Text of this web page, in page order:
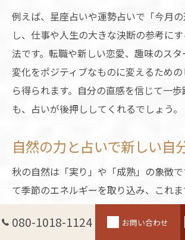
例えば、星座占いや運勢占いで「今月
し、仕事や人生の大きな決断の参考に
法です。転職や新しい恋愛、趣味のス
変化をポジティブなものに変えるため
ら得られます。自分の直感を信じて一
も、占いが後押ししてくれるでしょう。
自然の力と占いで新しい自
秋の自然は「実り」や「成熟」の象徴
て季節のエネルギーを取り込み、これま
た自分の一面や可能性を発見すること
と一体となることで、心身のバランス
080-1018-1124 お問い合わせ